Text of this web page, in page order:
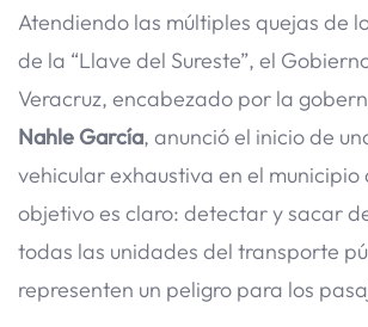
Atendiendo las múltiples quejas de
de la “Llave del Sureste”, el
Veracruz, encabezado por la
Nahle García, anunció el inicio de
vehicular exhaustiva en el municipio
objetivo es claro: detectar y sacar
todas las unidades del transporte
representen un peligro para los